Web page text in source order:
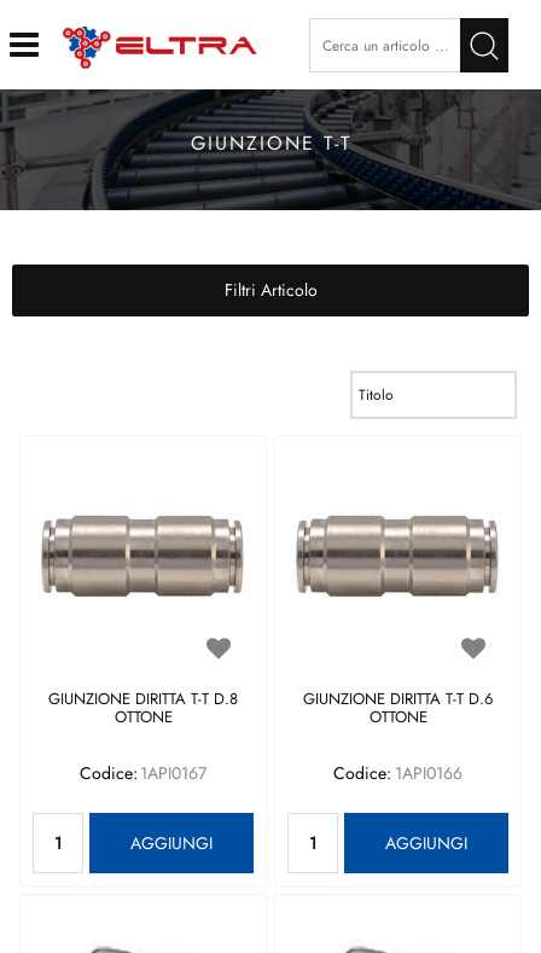
Open
GIUNZIONE T-T
Filtri Articolo
GIUNZIONE DIRITTA T-T D.8
OTTONE
Codice: 1API0167
AGGIUNGI
GIUNZIONE DIRITTA T-T D.6
OTTONE
Codice: 1API0166
AGGIUNGI